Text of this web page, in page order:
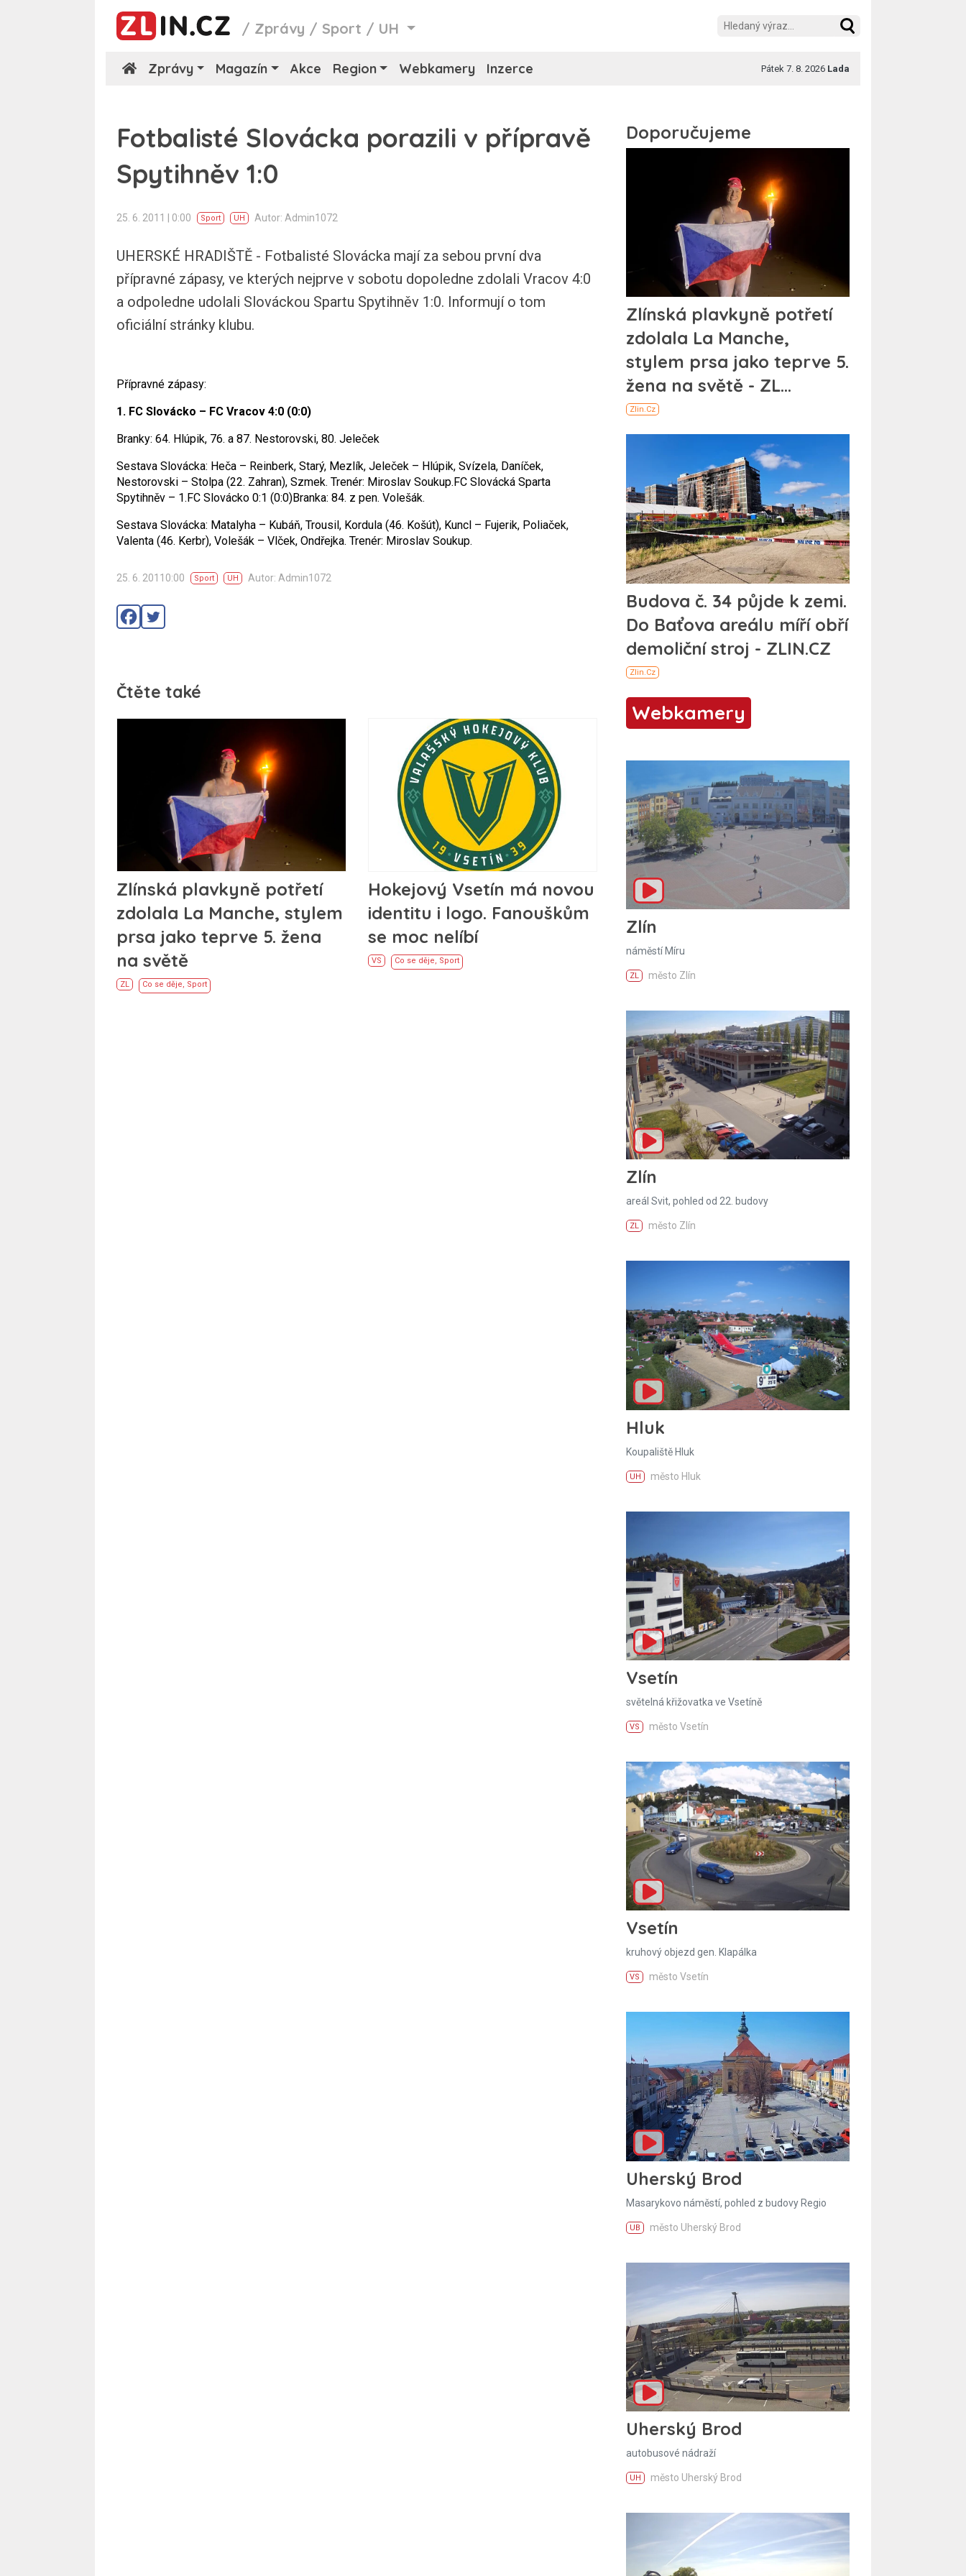
/ Zprávy /Sport / UH
Zprávy Magazín Akce Region Webkamery Inzerce Pátek 7. 8. 2026 Lada
Fotbalisté Slovácka porazili v přípravě
Spytihněv 1:0
25. 6. 2011 | 0:00 Sport UH Autor: Admin1072
UHERSKÉ HRADIŠTĚ - Fotbalisté Slovácka mají za sebou první dva
přípravné zápasy, ve kterých nejprve v sobotu dopoledne zdolali Vracov 4:0
a odpoledne udolali Slováckou Spartu Spytihněv 1:0. Informují o tom
oficiální stránky klubu.
Přípravné zápasy:
1. FC Slovácko – FC Vracov 4:0 (0:0)
Branky: 64. Hlúpik, 76. a 87. Nestorovski, 80. Jeleček
Sestava Slovácka: Heča – Reinberk, Starý, Mezlík, Jeleček – Hlúpik, Svízela, Daníček,
Nestorovski – Stolpa (22. Zahran), Szmek. Trenér: Miroslav Soukup.FC Slovácká Sparta
Spytihněv – 1.FC Slovácko 0:1 (0:0)Branka: 84. z pen. Volešák.
Sestava Slovácka: Matalyha – Kubáň, Trousil, Kordula (46. Košút), Kuncl – Fujerik, Poliaček,
Valenta (46. Kerbr), Volešák – Vlček, Ondřejka. Trenér: Miroslav Soukup.
25. 6. 20110:00 Sport UH Autor: Admin1072
Čtěte také
Zlínská plavkyně potřetí
zdolala La Manche, stylem
prsa jako teprve 5. žena
na světě
ZL Co se děje, Sport
Hokejový Vsetín má novou
identitu i logo. Fanouškům
se moc nelíbí
VS Co se děje, Sport
Webkamery
Zlín
náměstí Míru
ZL město Zlín
Zlín
areál Svit, pohled od 22. budovy
ZL město Zlín
Hluk
Koupaliště Hluk
UH město Hluk
Vsetín
světelná křižovatka ve Vsetíně
VS město Vsetín
Vsetín
kruhový objezd gen. Klapálka
VS město Vsetín
Uherský Brod
Masarykovo náměstí, pohled z budovy Regio
UB město Uherský Brod
Uherský Brod
autobusové nádraží
UH město Uherský Brod